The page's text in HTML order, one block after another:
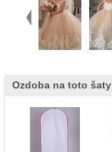
Ozdoba na toto šaty